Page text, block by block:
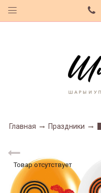
Главная Праздники
Товар отсутствует